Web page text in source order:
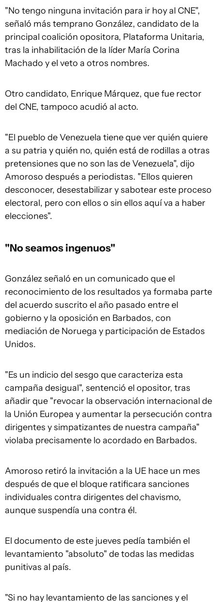
"No tengo ninguna invitación para ir hoy al CNE",
señaló más temprano González, candidato de la
principal coalición opositora, Plataforma Unitaria,
tras la inhabilitación de la líder María Corina
Machado y el veto a otros nombres.
Otro candidato, Enrique Márquez, que fue rector
del CNE, tampoco acudió al acto.
"El pueblo de Venezuela tiene que ver quién quiere
a su patria y quién no, quién está de rodillas a otras
pretensiones que no son las de Venezuela", dijo
Amoroso después a periodistas. "Ellos quieren
desconocer, desestabilizar y sabotear este proceso
electoral, pero con ellos o sin ellos aquí va a haber
elecciones".
"No seamos ingenuos"
González señaló en un comunicado que el
reconocimiento de los resultados ya formaba parte
del acuerdo suscrito el año pasado entre el
gobierno y la oposición en Barbados, con
mediación de Noruega y participación de Estados
Unidos.
"Es un indicio del sesgo que caracteriza esta
campaña desigual", sentenció el opositor, tras
añadir que "revocar la observación internacional de
la Unión Europea y aumentar la persecución contra
dirigentes y simpatizantes de nuestra campaña"
violaba precisamente lo acordado en Barbados.
Amoroso retiró la invitación a la UE hace un mes
después de que el bloque ratificara sanciones
individuales contra dirigentes del chavismo,
aunque suspendía una contra él.
El documento de este jueves pedía también el
levantamiento "absoluto" de todas las medidas
punitivas al país.
"Si no hay levantamiento de las sanciones y el